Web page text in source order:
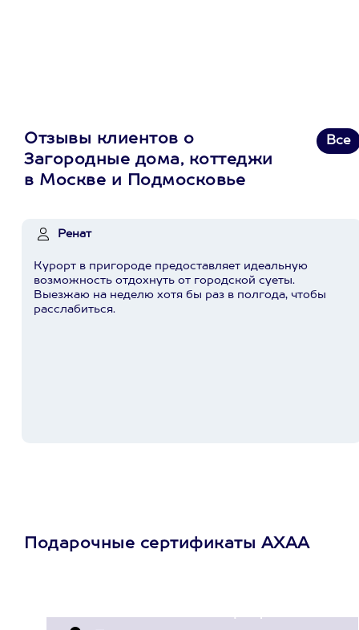
Отзывы клиентов о
Загородные дома, коттеджи
в Москве и Подмосковье
Все
Ренат
Курорт в пригороде предоставляет идеальную
возможность отдохнуть от городской суеты.
Выезжаю на неделю хотя бы раз в полгода, чтобы
расслабиться.
Подарочные сертификаты АХАА